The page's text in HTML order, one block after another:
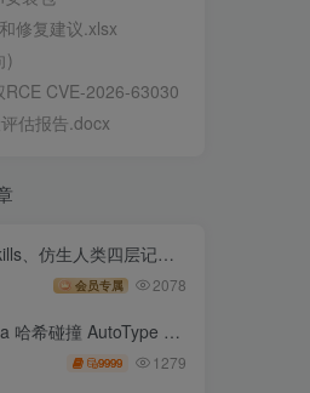
修复建议.xlsx
)
CVE-2026-63030
估报告.docx
仿生人类四层记忆系统
会员专属 2078
AutoType 绕过远程代码执行
9999 1279